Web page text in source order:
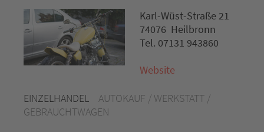
EINZELHANDEL
AUTOKAUF / WERKSTATT /
GEBRAUCHTWAGEN
Karl-Wüst-Straße 21
74076 Heilbronn
Tel. 07131 943860
Website